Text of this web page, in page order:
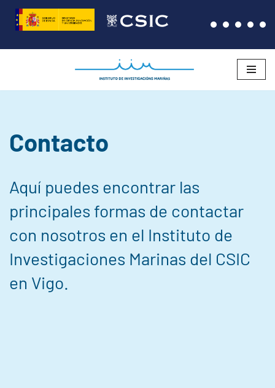
Saltar
al
Contacto
Aquí puedes encontrar las
principales formas de contactar
con nosotros en el Instituto de
Investigaciones Marinas del CSIC
en Vigo.